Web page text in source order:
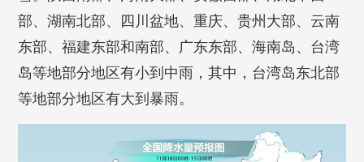
部、湖南北部、四川盆地、重庆、贵州大部、云南
东部、福建东部和南部、广东东部、海南岛、台湾
岛等地部分地区有小到中雨，其中，台湾岛东北部
等地部分地区有大到暴雨。